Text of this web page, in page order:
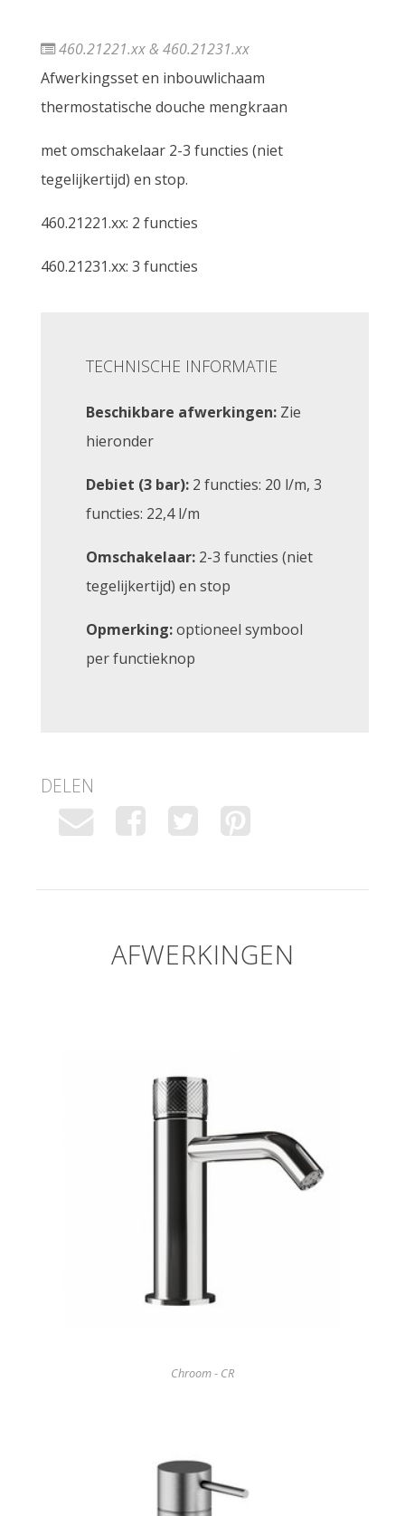
460.21221.xx & 460.21231.xx
Afwerkingsset en inbouwlichaam
thermostatische douche mengkraan
met omschakelaar 2-3 functies (niet
tegelijkertijd) en stop.
460.21221.xx: 2 functies
460.21231.xx: 3 functies
TECHNISCHE INFORMATIE
Beschikbare afwerkingen: Zie
hieronder
Debiet (3 bar): 2 functies: 20 l/m, 3
functies: 22,4 l/m
Omschakelaar: 2-3 functies (niet
tegelijkertijd) en stop
Opmerking:optioneel symbool
per functieknop
DELEN
AFWERKINGEN
Chroom - CR